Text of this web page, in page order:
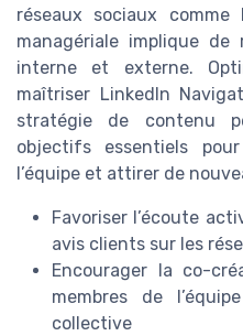
réseaux sociaux
managériale implique de
interne et externe.
maîtriser LinkedIn
stratégie de contenu
objectifs essentiels
l’équipe et attirer de
Favoriser l’écoute
avis clients sur les
Encourager la co-
membres de
collective